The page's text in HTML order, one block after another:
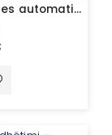
Dispenzues automatik i sapunit me sensor – InnovaGoods
5